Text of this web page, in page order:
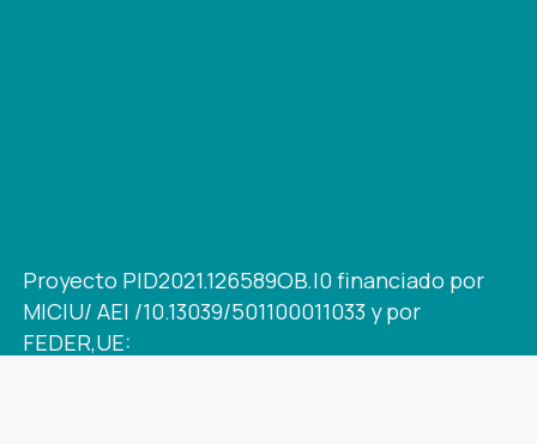
Proyecto PID2021.126589OB.I0 financiado por
MICIU/ AEI /10.13039/501100011033 y por
FEDER,UE: